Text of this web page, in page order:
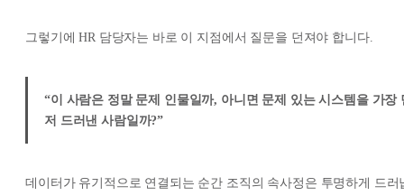
그렇기에 HR 담당자는 바로 이 지점에서 질문을 던져야 합니다.
“이 사람은 정말 문제 인물일까, 아니면 문제 있는 시스템을 가장
저 드러낸 사람일까?”
데이터가 유기적으로 연결되는 순간 조직의 속사정은 투명하게 드러